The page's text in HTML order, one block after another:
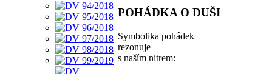
POHÁDKA O DUŠI
Symbolika pohádek
rezonuje
s naším nitrem: